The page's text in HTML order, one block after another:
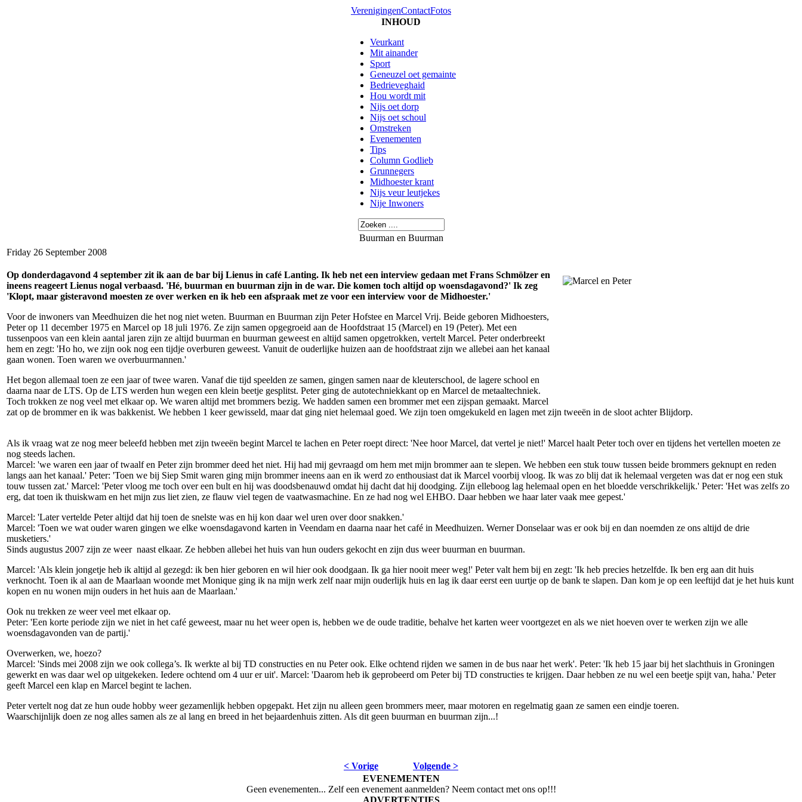
VerenigingenContactFotos
INHOUD
Veurkant
Mit ainander
Sport
Geneuzel oet gemainte
Bedrieveghaid
Hou wordt mit
Nijs oet dorp
Nijs oet schoul
Omstreken
Evenementen
Tips
Column Godlieb
Grunnegers
Midhoester krant
Nijs veur leutjekes
Nije Inwoners
Buurman en Buurman
Friday 26 September 2008
Op donderdagavond 4 september zit ik aan de bar bij Lienus in café Lanting. Ik heb net een interview gedaan met Frans Schmölzer en
ineens reageert Lienus nogal verbaasd. 'Hé, buurman en buurman zijn in de war. Die komen toch altijd op woensdagavond?' Ik zeg
'Klopt, maar gisteravond moesten ze over werken en ik heb een afspraak met ze voor een interview voor de Midhoester.'
Voor de inwoners van Meedhuizen die het nog niet weten. Buurman en Buurman zijn Peter Hofstee en Marcel Vrij. Beide geboren Midhoesters,
Peter op 11 december 1975 en Marcel op 18 juli 1976. Ze zijn samen opgegroeid aan de Hoofdstraat 15 (Marcel) en 19 (Peter). Met een
tussenpoos van een klein aantal jaren zijn ze altijd buurman en buurman geweest en altijd samen opgetrokken, vertelt Marcel. Peter onderbreekt
hem en zegt: 'Ho ho, we zijn ook nog een tijdje overburen geweest. Vanuit de ouderlijke huizen aan de hoofdstraat zijn we allebei aan het kanaal
gaan wonen. Toen waren we overbuurmannen.'
Het begon allemaal toen ze een jaar of twee waren. Vanaf die tijd speelden ze samen, gingen samen naar de kleuterschool, de lagere school en
daarna naar de LTS. Op de LTS werden hun wegen een klein beetje gesplitst. Peter ging de autotechniekkant op en Marcel de metaaltechniek.
Toch trokken ze nog veel met elkaar op. We waren altijd met brommers bezig. We hadden samen een brommer met een zijspan gemaakt. Marcel
zat op de brommer en ik was bakkenist. We hebben 1 keer gewisseld, maar dat ging niet helemaal goed. We zijn toen omgekukeld en lagen met zijn tweeën in de sloot achter Blijdorp.
Als ik vraag wat ze nog meer beleefd hebben met zijn tweeën begint Marcel te lachen en Peter roept direct: 'Nee hoor Marcel, dat vertel je niet!' Marcel haalt Peter toch over en tijdens het vertellen moeten ze
nog steeds lachen.
Marcel: 'we waren een jaar of twaalf en Peter zijn brommer deed het niet. Hij had mij gevraagd om hem met mijn brommer aan te slepen. We hebben een stuk touw tussen beide brommers geknupt en reden
langs aan het kanaal.' Peter: 'Toen we bij Siep Smit waren ging mijn brommer ineens aan en ik werd zo enthousiast dat ik Marcel voorbij vloog. Ik was zo blij dat ik helemaal vergeten was dat er nog een stuk
touw tussen zat.' Marcel: 'Peter vloog me toch over een bult en hij was doodsbenauwd omdat hij dacht dat hij doodging. Zijn elleboog lag helemaal open en het bloedde verschrikkelijk.' Peter: 'Het was zelfs zo
erg, dat toen ik thuiskwam en het mijn zus liet zien, ze flauw viel tegen de vaatwasmachine. En ze had nog wel EHBO. Daar hebben we haar later vaak mee gepest.'
Marcel: 'Later vertelde Peter altijd dat hij toen de snelste was en hij kon daar wel uren over door snakken.'
Marcel: 'Toen we wat ouder waren gingen we elke woensdagavond karten in Veendam en daarna naar het café in Meedhuizen. Werner Donselaar was er ook bij en dan noemden ze ons altijd de drie
musketiers.'
Sinds augustus 2007 zijn ze weer naast elkaar. Ze hebben allebei het huis van hun ouders gekocht en zijn dus weer buurman en buurman.
Marcel: 'Als klein jongetje heb ik altijd al gezegd: ik ben hier geboren en wil hier ook doodgaan. Ik ga hier nooit meer weg!' Peter valt hem bij en zegt: 'Ik heb precies hetzelfde. Ik ben erg aan dit huis
verknocht. Toen ik al aan de Maarlaan woonde met Monique ging ik na mijn werk zelf naar mijn ouderlijk huis en lag ik daar eerst een uurtje op de bank te slapen. Dan kom je op een leeftijd dat je het huis kunt
kopen en nu wonen mijn ouders in het huis aan de Maarlaan.'
Ook nu trekken ze weer veel met elkaar op.
Peter: 'Een korte periode zijn we niet in het café geweest, maar nu het weer open is, hebben we de oude traditie, behalve het karten weer voortgezet en als we niet hoeven over te werken zijn we alle
woensdagavonden van de partij.'
Overwerken, we, hoezo?
Marcel: 'Sinds mei 2008 zijn we ook collega’s. Ik werkte al bij TD constructies en nu Peter ook. Elke ochtend rijden we samen in de bus naar het werk'. Peter: 'Ik heb 15 jaar bij het slachthuis in Groningen
gewerkt en was daar wel op uitgekeken. Iedere ochtend om 4 uur er uit'. Marcel: 'Daarom heb ik geprobeerd om Peter bij TD constructies te krijgen. Daar hebben ze nu wel een beetje spijt van, haha.' Peter
geeft Marcel een klap en Marcel begint te lachen.
Peter vertelt nog dat ze hun oude hobby weer gezamenlijk hebben opgepakt. Het zijn nu alleen geen brommers meer, maar motoren en regelmatig gaan ze samen een eindje toeren.
Waarschijnlijk doen ze nog alles samen als ze al lang en breed in het bejaardenhuis zitten. Als dit geen buurman en buurman zijn...!
< Vorige
Volgende >
EVENEMENTEN
Geen evenementen... Zelf een evenement aanmelden? Neem contact met ons op!!!
ADVERTENTIES